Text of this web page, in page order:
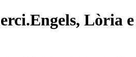
Lòria